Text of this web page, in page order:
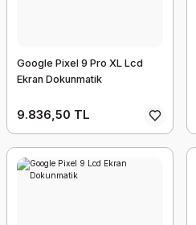
Google Pixel 9 Pro XL Lcd
Ekran Dokunmatik
9.836,50 TL